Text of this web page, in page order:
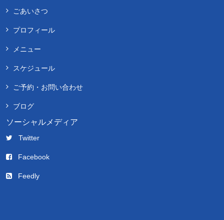
ごあいさつ
プロフィール
メニュー
スケジュール
ご予約・お問い合わせ
ブログ
ソーシャルメディア
Twitter
Facebook
Feedly